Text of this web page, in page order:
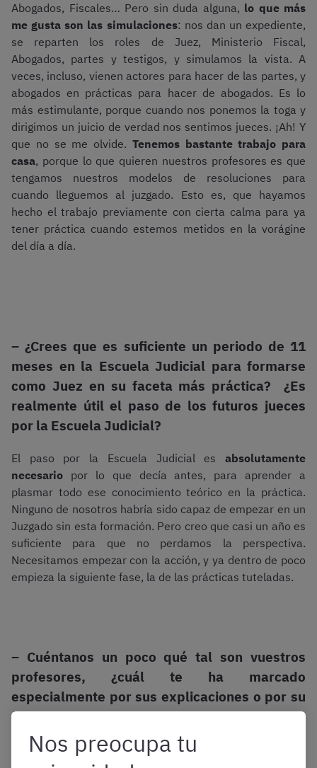
Abogados, Fiscales… Pero sin duda alguna, lo que más
me gusta son las simulaciones: nos dan un expediente,
se reparten los roles de Juez, Ministerio Fiscal,
Abogados, partes y testigos, y simulamos la vista. A
veces, incluso, vienen actores para hacer de las partes, y
abogados en prácticas para hacer de abogados. Es lo
más estimulante, porque cuando nos ponemos la toga y
dirigimos un juicio de verdad nos sentimos jueces. ¡Ah! Y
que no se me olvide. Tenemos bastante trabajo para
casa, porque lo que quieren nuestros profesores es que
tengamos nuestros modelos de resoluciones para
cuando lleguemos al juzgado. Esto es, que hayamos
hecho el trabajo previamente con cierta calma para ya
tener práctica cuando estemos metidos en la vorágine
del día a día.
– ¿Crees que es suficiente un periodo de 11
meses en la Escuela Judicial para formarse
como Juez en su faceta más práctica? ¿Es
realmente útil el paso de los futuros jueces
por la Escuela Judicial?
El paso por la Escuela Judicial es absolutamente
necesario por lo que decía antes, para aprender a
plasmar todo ese conocimiento teórico en la práctica.
Ninguno de nosotros habría sido capaz de empezar en un
Juzgado sin esta formación. Pero creo que casi un año es
suficiente para que no perdamos la perspectiva.
Necesitamos empezar con la acción, y ya dentro de poco
empieza la siguiente fase, la de las prácticas tuteladas.
– Cuéntanos un poco qué tal son vuestros
profesores, ¿cuál te ha marcado
especialmente por sus explicaciones o por su
forma de dar clase?
Valoro mucho que haya tanto profesores de universidad
Nos preocupa tu